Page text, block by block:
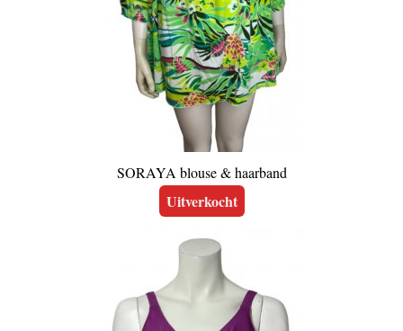
SORAYA blouse & haarband
Uitverkocht